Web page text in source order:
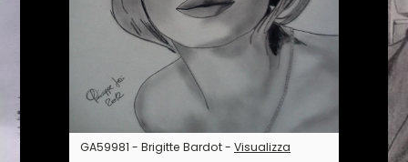
GA59981 - Brigitte Bardot - Visualizza